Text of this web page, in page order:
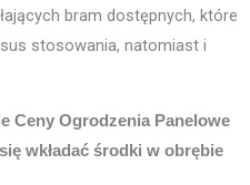
bram dostępnych, które
stosowania, natomiast i
Ceny Ogrodzenia Panelowe
wkładać środki w obrębie